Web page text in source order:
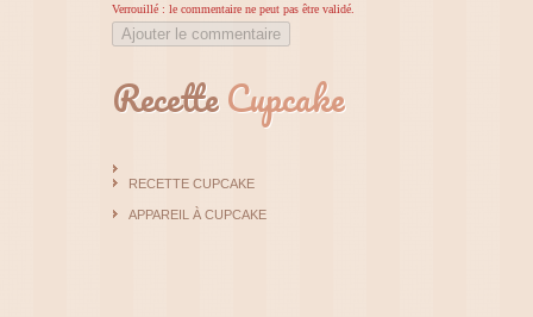
Verrouillé : le commentaire ne peut pas être validé.
Ajouter le commentaire
RecetteCupcake
RECETTE CUPCAKE
APPAREIL À CUPCAKE